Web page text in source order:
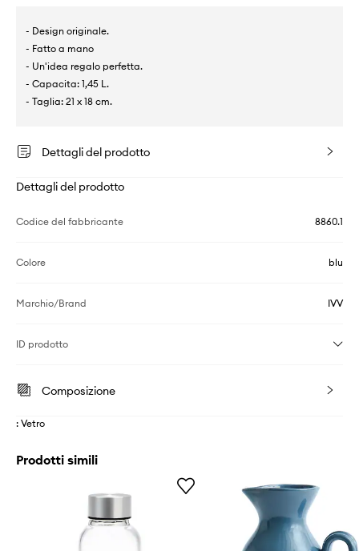
- Design originale.
- Fatto a mano
- Un'idea regalo perfetta.
- Capacita: 1,45 L.
- Taglia: 21 x 18 cm.
Dettagli del prodotto
Dettagli del prodotto
Codice del fabbricante 8860.1
Colore blu
Marchio/Brand IVV
ID prodotto
Composizione
: Vetro
Prodotti simili